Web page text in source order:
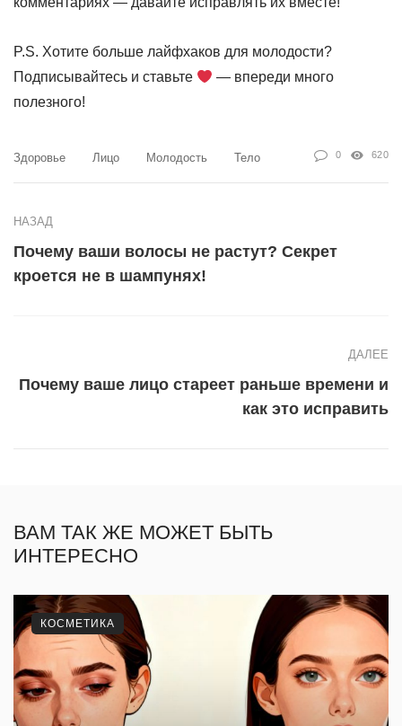
P.S. Хотите больше лайфхаков для молодости?
Подписывайтесь и ставьте
— впереди много
полезного!
Здоровье Лицо Молодость Тело 0 620
НАЗАД
Почему ваши волосы не растут? Секрет
кроется не в шампунях!
ДАЛЕЕ
Почему ваше лицо стареет раньше времени и
как это исправить
ВАМ ТАК ЖЕ МОЖЕТ БЫТЬ
ИНТЕРЕСНО
КОСМЕТИКА